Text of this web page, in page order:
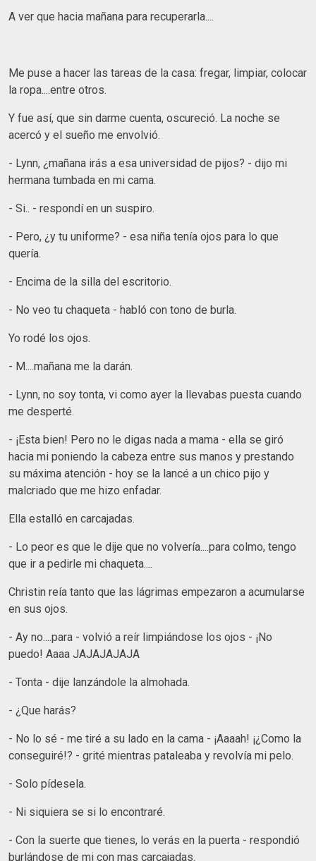
A ver que hacia mañana para recuperarla....
Me puse a hacer las tareas de la casa: fregar, limpiar, colocar
la ropa....entre otros.
Y fue así, que sin darme cuenta, oscureció. La noche se
acercó y el sueño me envolvió.
- Lynn, ¿mañana irás a esa universidad de pijos? - dijo mi
hermana tumbada en mi cama.
- Si.. - respondí en un suspiro.
- Pero, ¿y tu uniforme? - esa niña tenía ojos para lo que
quería.
- Encima de la silla del escritorio.
- No veo tu chaqueta - habló con tono de burla.
Yo rodé los ojos.
- M....mañana me la darán.
- Lynn, no soy tonta, vi como ayer la llevabas puesta cuando
me desperté.
- ¡Esta bien! Pero no le digas nada a mama - ella se giró
hacia mi poniendo la cabeza entre sus manos y prestando
su máxima atención - hoy se la lancé a un chico pijo y
malcriado que me hizo enfadar.
Ella estalló en carcajadas.
- Lo peor es que le dije que no volvería....para colmo, tengo
que ir a pedirle mi chaqueta....
Christin reía tanto que las lágrimas empezaron a acumularse
en sus ojos.
- Ay no....para - volvió a reír limpiándose los ojos - ¡No
puedo! Aaaa JAJAJAJAJA
- Tonta - dije lanzándole la almohada.
- ¿Que harás?
- No lo sé - me tiré a su lado en la cama - ¡Aaaah! ¡¿Como la
conseguiré!? - grité mientras pataleaba y revolvía mi pelo.
- Solo pídesela.
- Ni siquiera se si lo encontraré.
- Con la suerte que tienes, lo verás en la puerta - respondió
burlándose de mi con mas carcajadas.